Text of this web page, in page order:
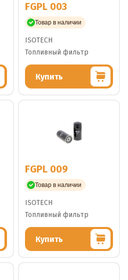
FGPL 003
Товар в наличии
ISOTECH
Топливный фильтр
Купить
FGPL 009
Товар в наличии
ISOTECH
Топливный фильтр
Купить